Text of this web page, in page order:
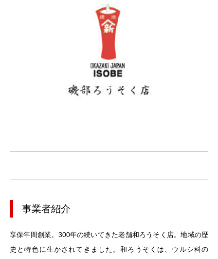
事業者紹介
享保年間創業。300年の続いてきた老舗和ろうそく店。地域の歴
史と特色に生かされてきました。和ろうそくは、ウルシ科の